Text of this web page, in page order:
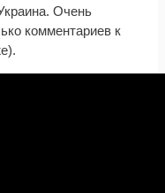
Очень
комментариев к